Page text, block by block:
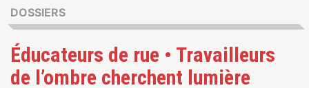
DOSSIERS
Éducateurs de rue • Travailleurs
de l’ombre cherchent lumière